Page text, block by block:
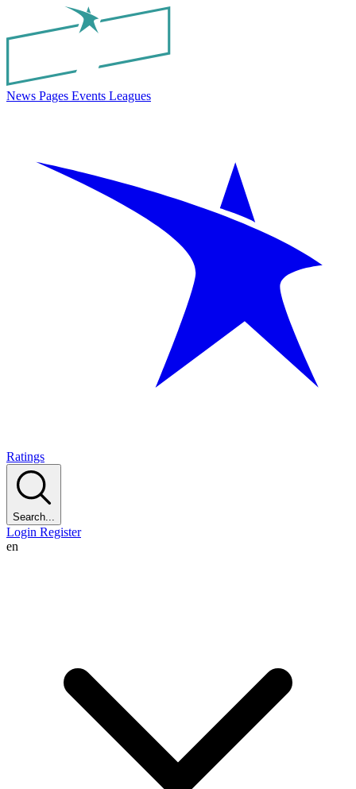
News Pages Events Leagues
Ratings
Search...
Login Register
en